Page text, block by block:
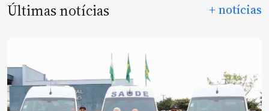
Últimas notícias + notícias